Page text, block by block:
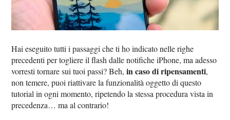
Hai eseguito tutti i passaggi che ti ho indicato nelle righe
precedenti per togliere il flash dalle notifiche iPhone, ma adesso
vorresti tornare sui tuoi passi? Beh,in caso di ripensamenti,
non temere, puoi riattivare la funzionalità oggetto di questo
tutorial in ogni momento, ripetendo la stessa procedura vista in
precedenza… ma al contrario!